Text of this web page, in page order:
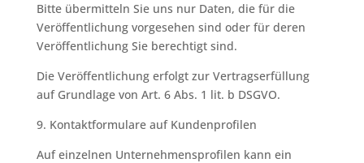
Bitte übermitteln Sie uns nur Daten, die für die
Veröffentlichung vorgesehen sind oder für deren
Veröffentlichung Sie berechtigt sind.
Die Veröffentlichung erfolgt zur Vertragserfüllung
auf Grundlage von Art. 6 Abs. 1 lit. b DSGVO.
9. Kontaktformulare auf Kundenprofilen
Auf einzelnen Unternehmensprofilen kann ein